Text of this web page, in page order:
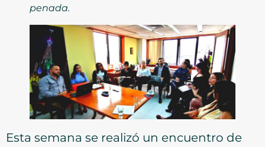
penada.
Esta semana se realizó un encuentro de